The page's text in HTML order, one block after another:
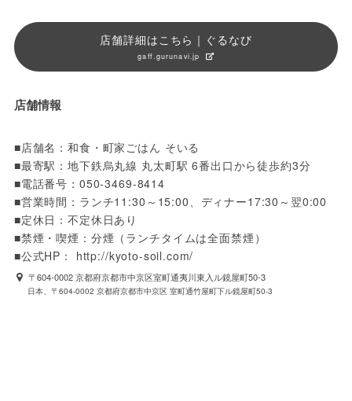
店舗詳細はこちら｜ぐるなび
gaff.gurunavi.jp
店舗情報
■店舗名：和食・町家ごはん そいる
■最寄駅：地下鉄烏丸線 丸太町駅 6番出口から徒歩約3分
■電話番号：050-3469-8414
■営業時間：ランチ11:30～15:00、ディナー17:30～翌0:00
■定休日：不定休日あり
■禁煙・喫煙：分煙（ランチタイムは全面禁煙）
■公式HP： http://kyoto-soil.com/
〒604-0002 京都府京都市中京区室町通夷川東入ル鏡屋町50-3
日本、〒604-0002 京都府京都市中京区 室町通竹屋町下ル鏡屋町50-3